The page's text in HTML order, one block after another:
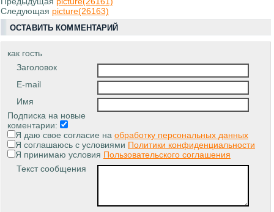
Следующая picture(26163)
ОСТАВИТЬ КОММЕНТАРИЙ
как гость
Заголовок
E-mail
Имя
Подписка на новые
коментарии:
Я даю свое согласие на обработку персональных данных
Я соглашаюсь с условиями Политики конфиденциальности
Я принимаю условия Пользовательского соглашения
Текст сообщения